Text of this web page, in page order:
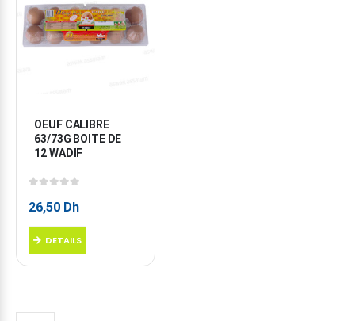
OEUF CALIBRE
63/73G BOITE DE
12 WADIF
26,50 Dh
DETAILS